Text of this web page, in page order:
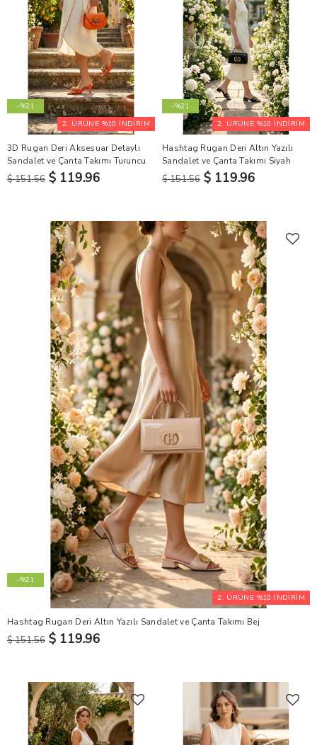
2. ÜRÜNE %10 İNDİRİM
-%21
3D Rugan Deri Aksesuar Detaylı
Sandalet ve Çanta Takımı Turuncu
$ 151.56 $ 119.96
2. ÜRÜNE %10 İNDİRİM
-%21
Hashtag Rugan Deri Altın Yazılı
Sandalet ve Çanta Takımı Siyah
$ 151.56 $ 119.96
2. ÜRÜNE %10 İNDİRİM
-%21
Hashtag Rugan Deri Altın Yazılı Sandalet ve Çanta Takımı Bej
$ 151.56 $ 119.96